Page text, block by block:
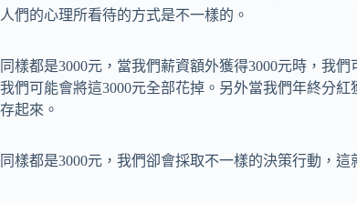
人們的心理所看待的方式是不一樣的。
同樣都是3000元，當我們薪資額外獲得3000元時，我
我們可能會將這3000元全部花掉。另外當我們年終分
存起來。
同樣都是3000元，我們卻會採取不一樣的決策行動，這